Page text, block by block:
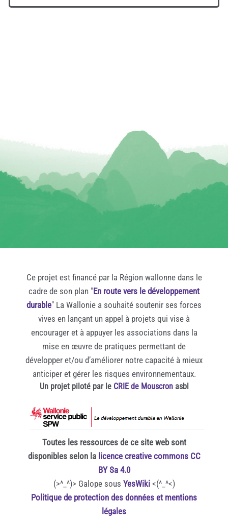
Ce projet est financé par la Région wallonne dans le
cadre de son plan "En route vers le développement
durable" La Wallonie a souhaité soutenir ses forces
vives en lançant un appel à projets qui vise à
encourager et à appuyer les associations dans la
mise en œuvre de pratiques permettant de
développer et/ou d’améliorer notre capacité à mieux
anticiper et gérer les risques environnementaux.
Un projet piloté par le CRIE de Mouscronasbl
Toutes les ressources de ce site web sont
disponibles selon la licence creative commons CC
BY Sa 4.0
(>^_^)> Galope sous YesWiki<(^_^<)
Politique de protection des données et mentions
légales